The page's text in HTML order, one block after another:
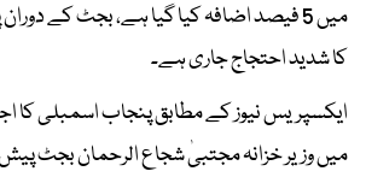
میں 5 فیصد اضافہ کیا گیا ہے، بجٹ کے
کا شدید احتجاج جاری ہے۔
ایکسپریس نیوز کے مطابق پنجاب اسمبلی کا
میں وزیر خزانہ مجتبیٰ شجاع الرحمان بجٹ